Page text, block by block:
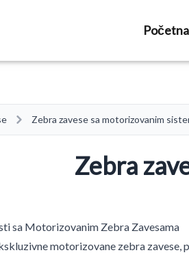
Početna
Zebra zavese sa motorizovanim
Zebra
sa Motorizovanim Zebra Zavesama
motorizovane zebra zavese,